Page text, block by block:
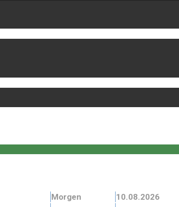
Morgen 10.08.2026